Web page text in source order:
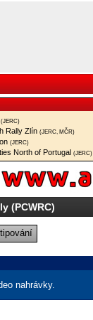
(JERC)
Rally Zlín (JERC, MČR)
(JERC)
North of Portugal (JERC)
(PCWRC)
tipování
nahrávky.